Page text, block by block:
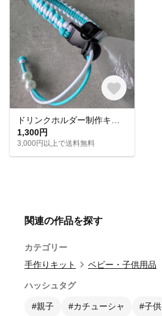
1,300円
3,000円以上で送料無料
関連の作品を探す
カテゴリー
手作りキット
ベビー・子供用品
ハッシュタグ
#親子 #カチューシャ #子供